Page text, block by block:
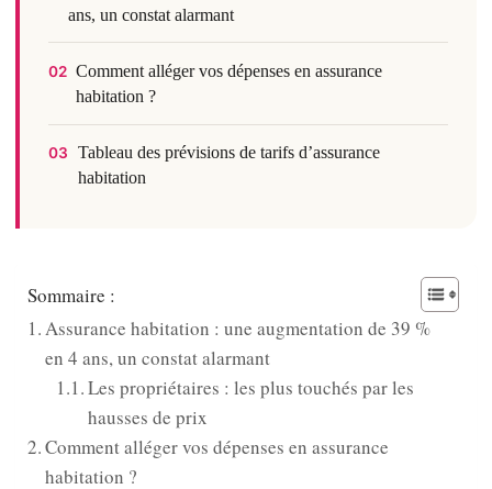
ans, un constat alarmant
02 Comment alléger vos dépenses en assurance
habitation ?
03
Tableau des prévisions de tarifs d’assurance
habitation
Sommaire :
Assurance habitation : une augmentation de 39 %
en 4 ans, un constat alarmant
Les propriétaires : les plus touchés par les
hausses de prix
Comment alléger vos dépenses en assurance
habitation ?